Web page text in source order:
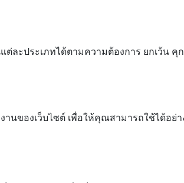
ละประเภทได้ตามความต้องการ ยกเว้น คุ
นของเว็บไซต์ เพื่อให้คุณสามารถใช้ได้อ